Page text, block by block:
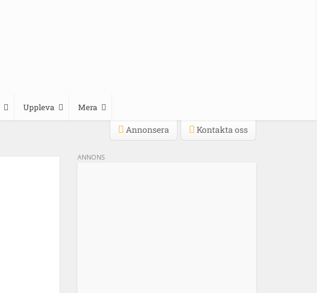
Uppleva Mera
Kontakta oss
Annonsera
ANNONS